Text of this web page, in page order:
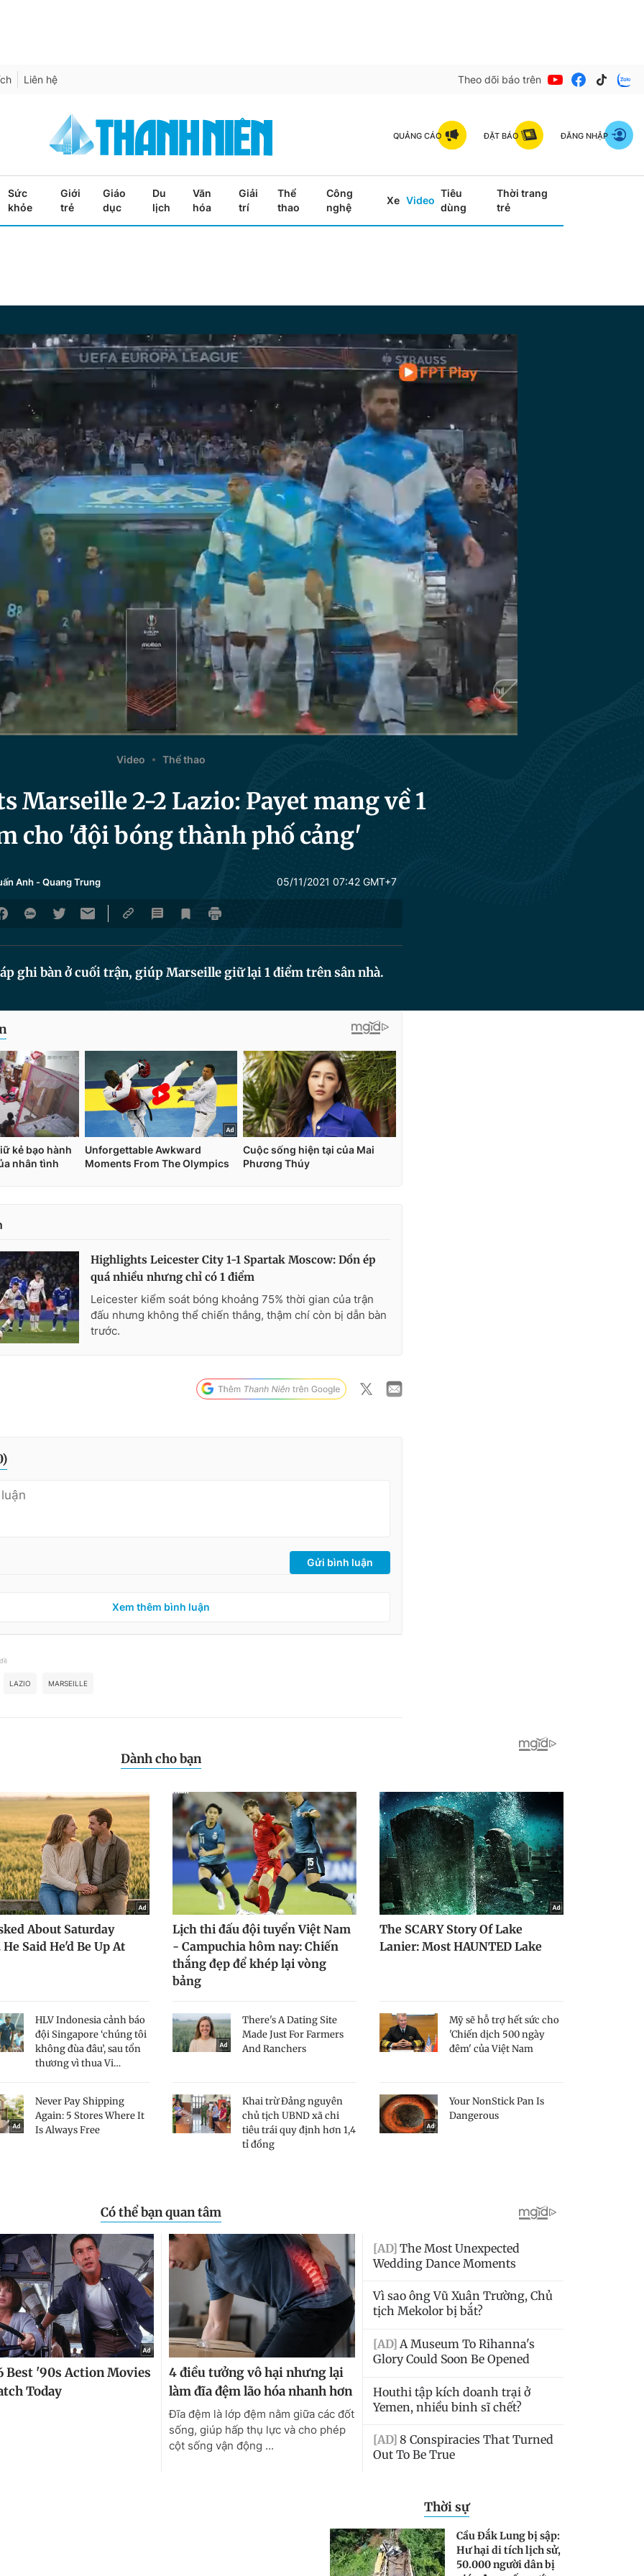
Liên hệ Theo dõi báo trên
QUẢNG CÁO ĐẶT BÁO ĐĂNG NHẬP
Sức
khỏe
Giới
trẻ
Giáo
dục
Du
lịch
Văn
hóa
Giải
trí
Thể
thao
Công
nghệ
Xe Video
Tiêu
dùng
Thời trang
trẻ
Video Thể thao
Marseille 2-2 Lazio: Payet mang về 1
cho 'đội bóng thành phố cảng'
Anh -Quang Trung 05/11/2021 07:42 GMT+7
ghi bàn ở cuối trận, giúp Marseille giữ lại 1 điểm trên sân nhà.
Highlights Leicester City 1-1 Spartak Moscow: Dồn ép
quá nhiều nhưng chỉ có 1 điểm
Leicester kiểm soát bóng khoảng 75% thời gian của trận
đấu nhưng không thể chiến thắng, thậm chí còn bị dẫn bàn
trước.
)
Gửi bình luận
Xem thêm bình luận
LAZIO MARSEILLE
Thời sự
Cầu Đắk Lung bị sập:
Hư hại di tích lịch sử,
50.000 người dân bị